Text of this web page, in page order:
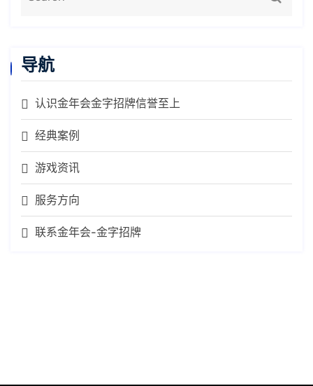
导航
认识金年会金字招牌信誉至上
经典案例
游戏资讯
服务方向
联系金年会-金字招牌